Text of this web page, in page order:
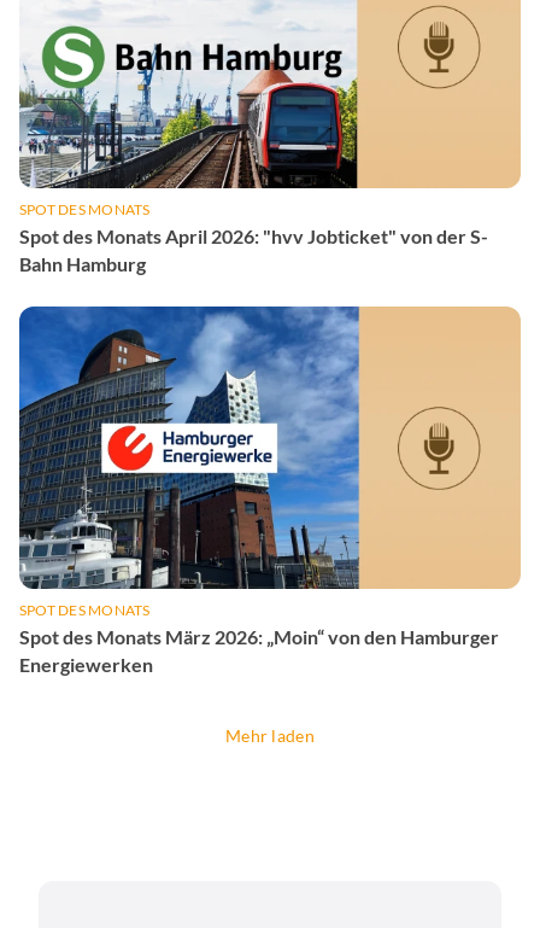
SPOT DES MONATS
Spot des Monats April 2026: "hvv Jobticket" von der S-
Bahn Hamburg
SPOT DES MONATS
Spot des Monats März 2026: „Moin“ von den Hamburger
Energiewerken
Mehr laden